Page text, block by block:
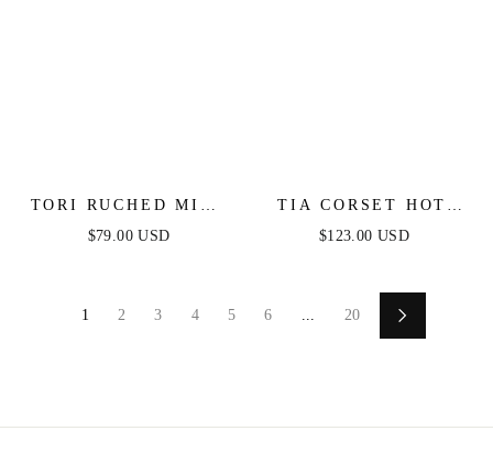
TORI RUCHED MINI
DRESS - BLACK
$79.00 USD
TIA CORSET HOT
STONE MINI -
$123.00 USD
1 2 3 4 5 6 ... 20